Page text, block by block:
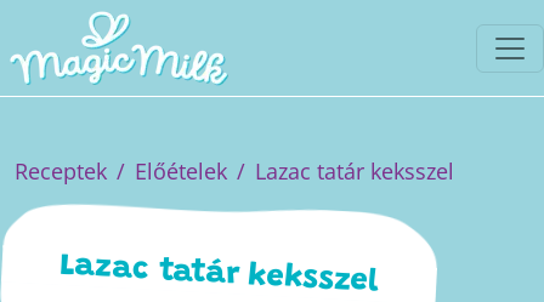
Receptek Előételek Lazac tatár keksszel
Lazac tatár keksszel